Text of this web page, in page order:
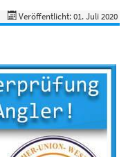
Veröffentlicht: 01. Juli 2020